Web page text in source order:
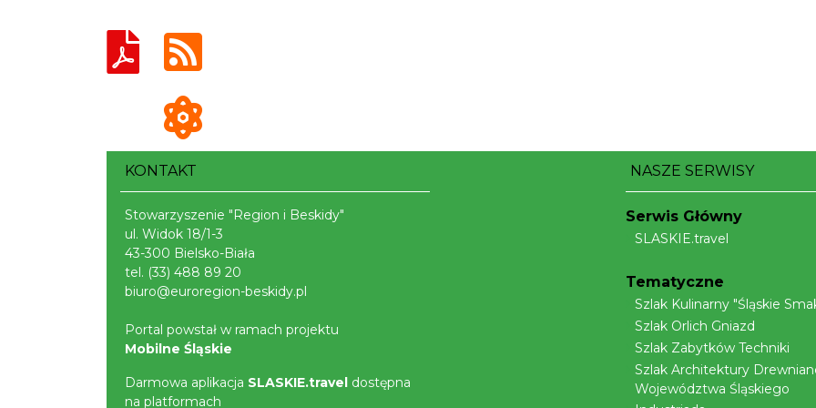
KONTAKT
Stowarzyszenie "Region i Beskidy"
ul. Widok 18/1-3
43-300 Bielsko-Biała
tel. (33) 488 89 20
biuro@euroregion-beskidy.pl
Portal powstał w ramach projektu
Mobilne Śląskie
Darmowa aplikacja SLASKIE.travel dostępna
na platformach
NASZE SERWISY
Serwis Główny
SLASKIE.travel
Tematyczne
Szlak Kulinarny "Śląskie
Szlak Orlich Gniazd
Szlak Zabytków Techniki
Szlak Architektury
Województwa Śląskiego